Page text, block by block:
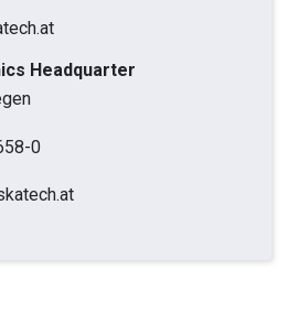
Headquarter
0